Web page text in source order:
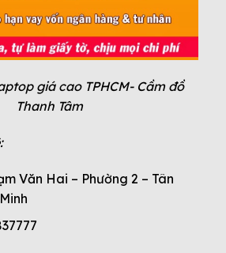
giá cao TPHCM- Cầm đồ
Thanh Tâm
Văn Hai – Phường 2 – Tân